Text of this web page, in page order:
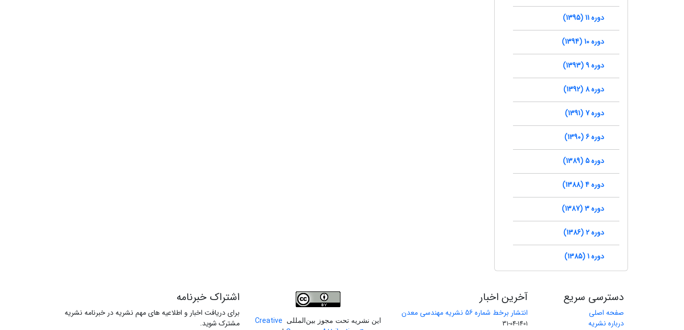
دوره 11 (1395)
دوره 10 (1394)
دوره 9 (1393)
دوره 8 (1392)
دوره 7 (1391)
دوره 6 (1390)
دوره 5 (1389)
دوره 4 (1388)
دوره 3 (1387)
دوره 2 (1386)
دوره 1 (1385)
دسترسی سریع
صفحه اصلی
درباره نشریه
آخرین اخبار
انتشار برخط شماره 56 نشریه مهندسی معدن
1401-04-31 این نشریه تحت مجوز بین‌المللی
Creative
اشتراک خبرنامه
برای دریافت اخبار و اطلاعیه های مهم نشریه در خبرنامه نشریه
مشترک شوید.